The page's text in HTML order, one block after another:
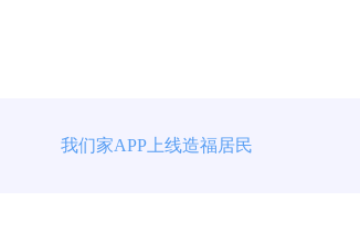
我们家APP上线造福居民